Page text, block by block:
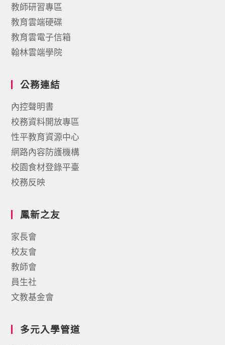
教師研習專區
教育雲端硬碟
教育雲電子信箱
翰林雲端學院
公務連結
內控聲明書
校務資料開放專區
性平教育資源中心
網路內容防護機構
校園食材登錄平臺
校務反映
鳳新之友
家長會
校友會
教師會
員生社
文教基金會
多元入學管道